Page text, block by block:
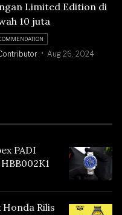
Limited Edition di
10 juta
Aug 26, 2024
PADI
Honda Rilis